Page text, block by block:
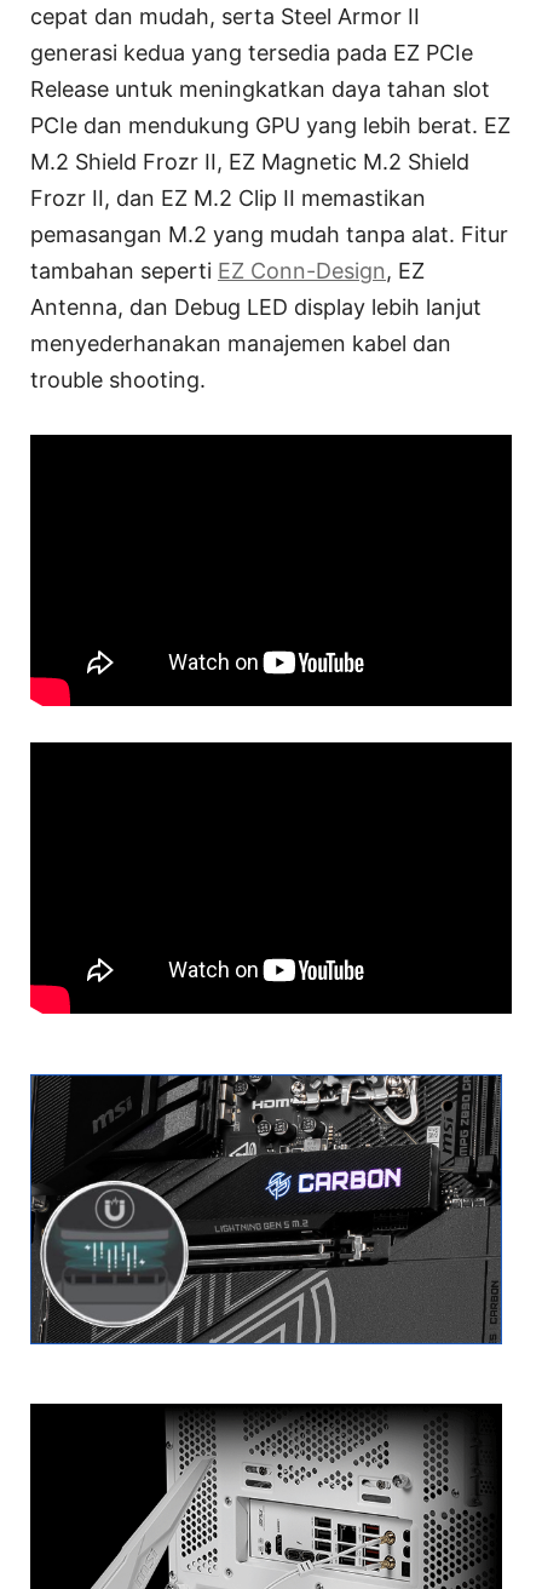
cepat dan mudah, serta Steel Armor II
generasi kedua yang tersedia pada EZ PCIe
Release untuk meningkatkan daya tahan slot
PCIe dan mendukung GPU yang lebih berat. EZ
M.2 Shield Frozr II, EZ Magnetic M.2 Shield
Frozr II, dan EZ M.2 Clip II memastikan
pemasangan M.2 yang mudah tanpa alat. Fitur
tambahan seperti EZ Conn-Design, EZ
Antenna, dan Debug LED display lebih lanjut
menyederhanakan manajemen kabel dan
trouble shooting.